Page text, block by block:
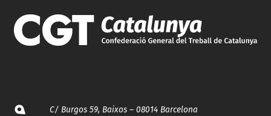
C/ Burgos 59, Baixos – 08014 Barcelona